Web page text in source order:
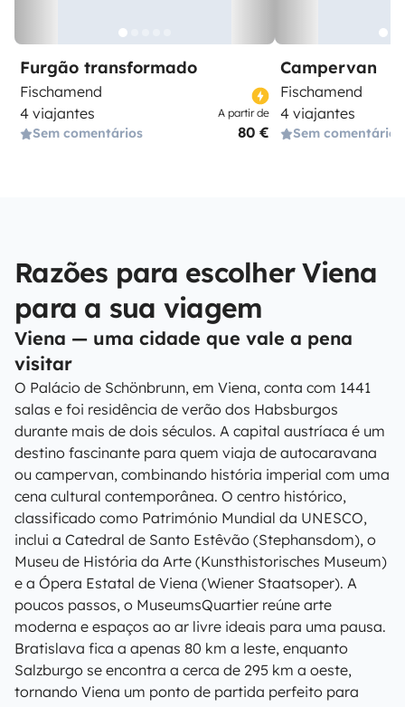
Furgão transformado
Fischamend
4 viajantes
Sem comentários
A partir de
80 €
Campervan
Fischamend
4 viajantes
Sem comentários
Razões para escolher Viena
para a sua viagem
Viena — uma cidade que vale a pena
visitar
O Palácio de Schönbrunn, em Viena, conta com 1441
salas e foi residência de verão dos Habsburgos
durante mais de dois séculos. A capital austríaca é um
destino fascinante para quem viaja de autocaravana
ou campervan, combinando história imperial com uma
cena cultural contemporânea. O centro histórico,
classificado como Património Mundial da UNESCO,
inclui a Catedral de Santo Estêvão (Stephansdom), o
Museu de História da Arte (Kunsthistorisches Museum)
e a Ópera Estatal de Viena (Wiener Staatsoper). A
poucos passos, o MuseumsQuartier reúne arte
moderna e espaços ao ar livre ideais para uma pausa.
Bratislava fica a apenas 80 km a leste, enquanto
Salzburgo se encontra a cerca de 295 km a oeste,
tornando Viena um ponto de partida perfeito para